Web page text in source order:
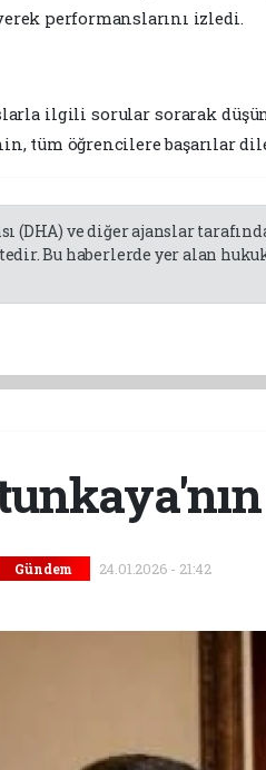
performanslarını izledi.
ilgili sorular sorarak
tüm öğrencilere başarılar
(DHA) ve diğer ajanslar
Bu haberlerde yer alan
Gündem 24.01.2026 - 21:42